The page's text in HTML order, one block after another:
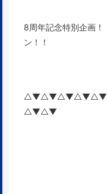
8周年記念特別企画
ン！！
△▼△▼